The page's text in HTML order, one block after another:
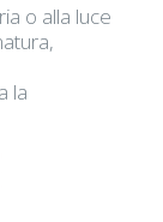
o alla luce
la